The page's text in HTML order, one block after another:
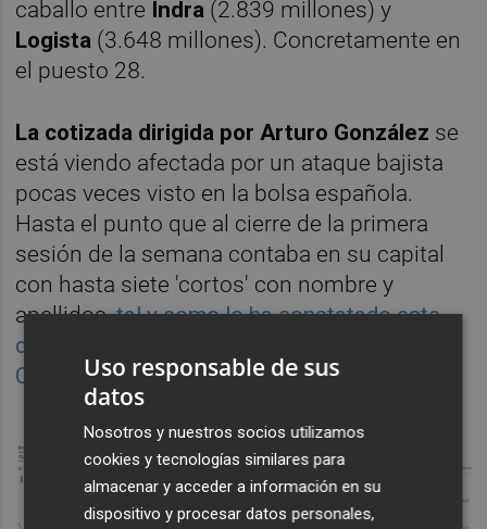
caballo entre Indra (2.839 millones) y
Logista (3.648 millones). Concretamente en
el puesto 28.
La cotizada dirigida por Arturo González se
está viendo afectada por un ataque bajista
pocas veces visto en la bolsa española.
Hasta el punto que al cierre de la primera
sesión de la semana contaba en su capital
con hasta siete 'cortos' con nombre y
apellidos,tal y como lo ha constatado este
diario de la base de datos público de la
CNMV
.
Uso responsable de sus
datos
Nosotros y nuestros socios utilizamos
cookies y tecnologías similares para
almacenar y acceder a información en su
dispositivo y procesar datos personales,